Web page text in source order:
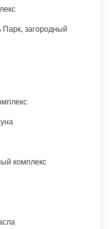
Парк, загородный
комплекс